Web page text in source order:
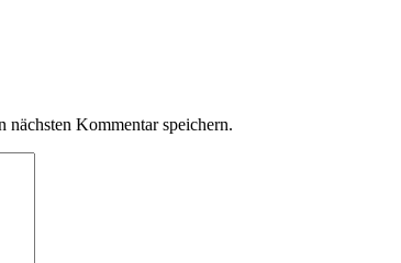
Kommentar speichern.